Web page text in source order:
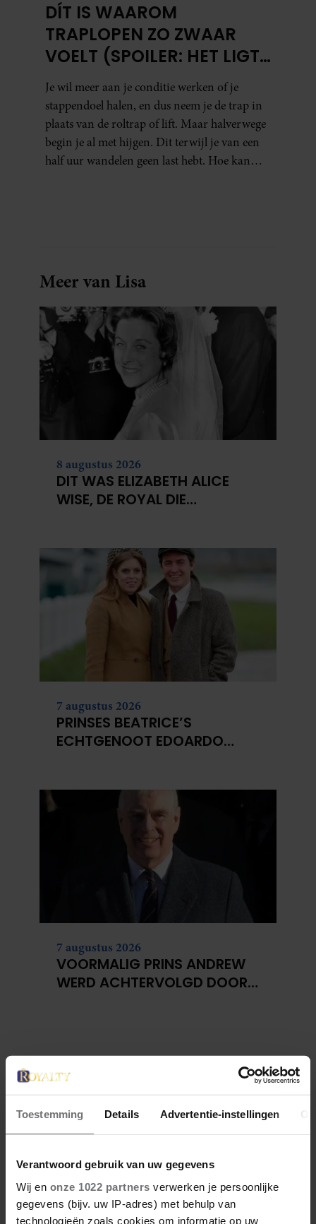
Toestemming Details Advertentie-instellingen
Verantwoord gebruik van uw gegevens
Wij en onze 1022 partners verwerken je persoonlijke
gegevens (bijv. uw IP-adres) met behulp van
technologieën zoals cookies om informatie op uw
DÍT IS WAAROM
TRAPLOPEN ZO ZWAAR
VOELT (SPOILER: HET LIGT
NIET AAN JE CONDITIE)
Je wil meer aan je conditie werken of je
stappendoel halen, en dus neem je de trap in
plaats van de roltrap of lift. Maar halverwege
begin je al met hijgen. Dit terwijl je van een
half uur wandelen geen last hebt. Hoe kan
Meer van Lisa
8 augustus 2026
DIT WAS ELIZABETH ALICE
WISE, DE ROYAL DIE
7 augustus 2026
PRINSES BEATRICE’S
ECHTGENOOT EDOARDO
7 augustus 2026
VOORMALIG PRINS ANDREW
WERD ACHTERVOLGD DOOR